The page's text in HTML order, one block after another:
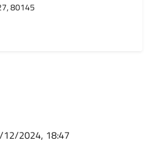
80145
12/2024, 18:47